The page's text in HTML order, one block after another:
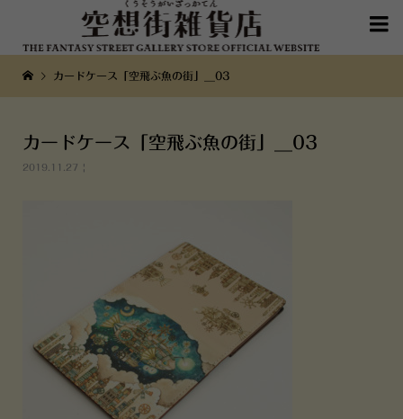

カードケース「空飛ぶ魚の街」__03
カードケース「空飛ぶ魚の街」__03
2019.11.27